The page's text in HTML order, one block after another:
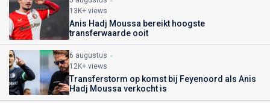
13K+ views
Anis Hadj Moussa bereikt hoogste
transferwaarde ooit
6 augustus
12K+ views
Transferstorm op komst bij Feyenoord als Anis
Hadj Moussa verkocht is